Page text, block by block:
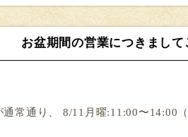
お盆期間の営業につきまして
通常通り、 8/11月曜:11:00〜14:00